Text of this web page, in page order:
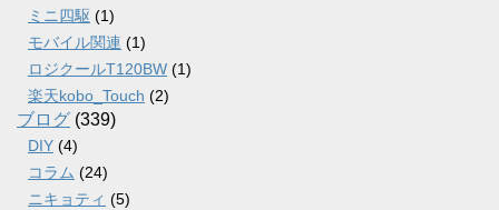
ミニ四駆 (1)
モバイル関連 (1)
ロジクールT120BW (1)
楽天kobo_Touch (2)
ブログ (339)
DIY (4)
コラム (24)
ニキョティ (5)